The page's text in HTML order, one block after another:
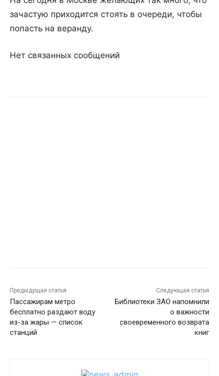
зачастую приходится стоять в очереди, чтобы
попасть на веранду.
Нет связанных сообщений
Предыдущая статья
Пассажирам метро
бесплатно раздают воду
из-за жары — список
станций
Следующая статья
Библиотеки ЗАО напомнили
о важности
своевременного возврата
книг